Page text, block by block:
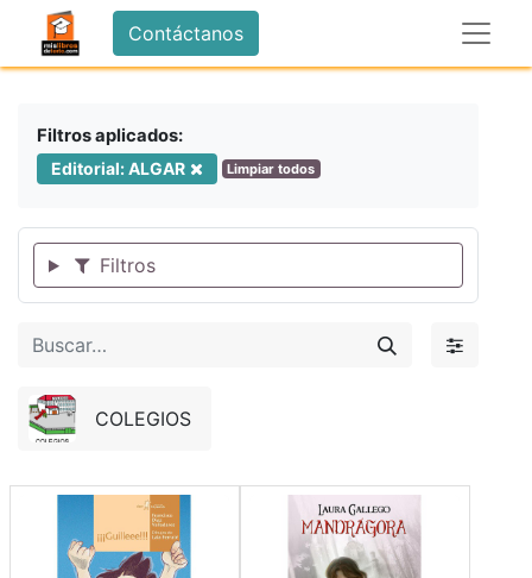
Contáctanos
Filtros aplicados:
Editorial: ALGAR Limpiar todos
Filtros
COLEGIOS